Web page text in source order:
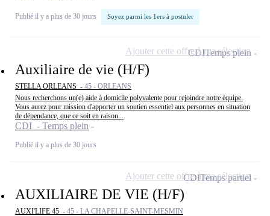
Publié il y a plus de 30 jours Soyez parmi les 1ers à postuler
Auxiliaire de vie (H/F)
STELLA ORLEANS - 45 - ORLEANS
Nous recherchons un(e) aide à domicile polyvalente pour rejoindre notre équipe.
Vous aurez pour mission d'apporter un soutien essentiel aux personnes en situation
de dépendance, que ce soit en raison...
CDI - Temps plein
Publié il y a plus de 30 jours
CDITemps plein
Ajouter cette offre à ma sélection
AUXILIAIRE DE VIE (H/F)
AUXI'LIFE 45 - 45 - LA CHAPELLE-SAINT-MESMIN
CDITemps partiel
Ajouter cette offre à ma sélection